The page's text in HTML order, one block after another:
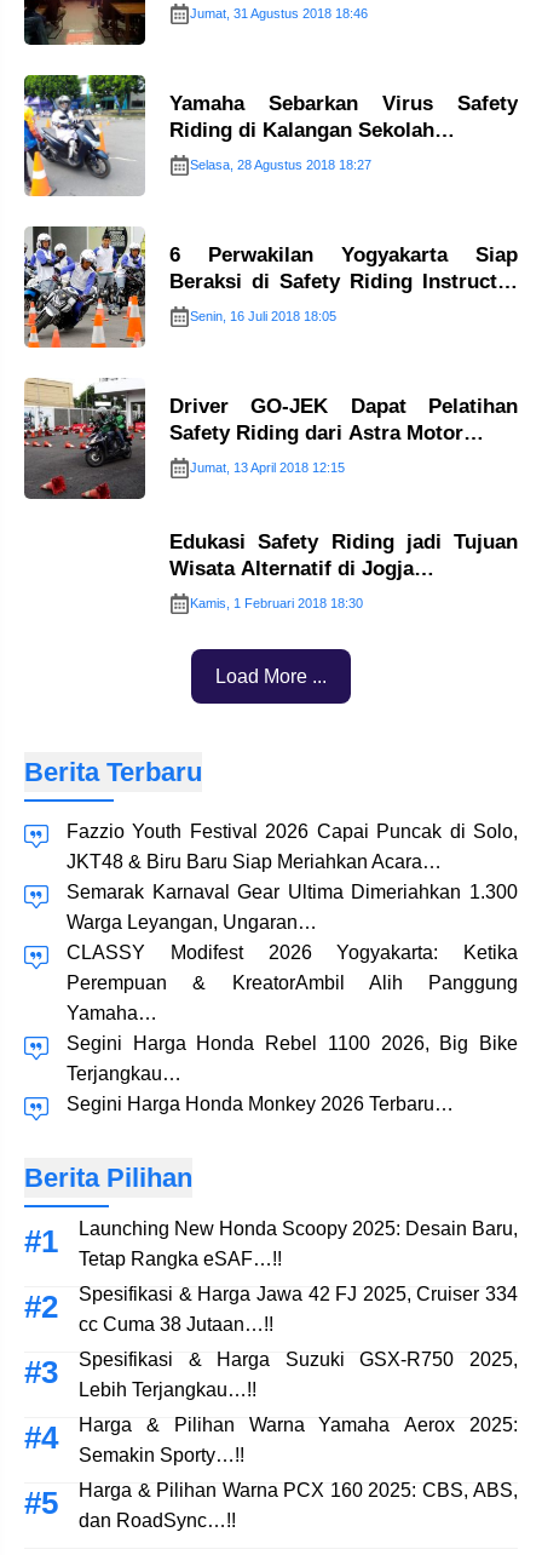
Jumat, 31 Agustus 2018 18:46
Yamaha Sebarkan Virus Safety
Riding di Kalangan Sekolah…
Selasa, 28 Agustus 2018 18:27
6 Perwakilan Yogyakarta Siap
Beraksi di Safety Riding Instructor
Championship…
Senin, 16 Juli 2018 18:05
Driver GO-JEK Dapat Pelatihan
Safety Riding dari Astra Motor…
Jumat, 13 April 2018 12:15
Edukasi Safety Riding jadi Tujuan
Wisata Alternatif di Jogja…
Kamis, 1 Februari 2018 18:30
Load More ...
Berita Terbaru
Fazzio Youth Festival 2026 Capai Puncak di Solo,
JKT48 & Biru Baru Siap Meriahkan Acara…
Semarak Karnaval Gear Ultima Dimeriahkan 1.300
Warga Leyangan, Ungaran…
CLASSY Modifest 2026 Yogyakarta: Ketika
Perempuan & KreatorAmbil Alih Panggung
Yamaha…
Segini Harga Honda Rebel 1100 2026, Big Bike
Terjangkau…
Segini Harga Honda Monkey 2026 Terbaru…
Berita Pilihan
Launching New Honda Scoopy 2025: Desain Baru,
Tetap Rangka eSAF…!!
Spesifikasi & Harga Jawa 42 FJ 2025, Cruiser 334
cc Cuma 38 Jutaan…!!
Spesifikasi & Harga Suzuki GSX-R750 2025,
Lebih Terjangkau…!!
Harga & Pilihan Warna Yamaha Aerox 2025:
Semakin Sporty…!!
Harga & Pilihan Warna PCX 160 2025: CBS, ABS,
dan RoadSync…!!